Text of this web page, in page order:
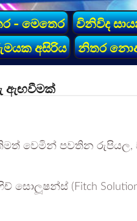
- මෙතෙර විනිවිද
අසිරිය නිතර
ඇඟවීමක්
වෙමින් පවතින රුපියල,
සොලූෂන්ස් (Fitch